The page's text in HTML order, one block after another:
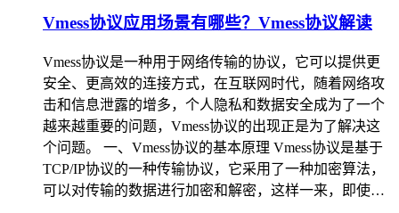
Vmess协议应用场景有哪些？Vmess协议解读
Vmess协议是一种用于网络传输的协议，它可以提供更
安全、更高效的连接方式，在互联网时代，随着网络攻
击和信息泄露的增多，个人隐私和数据安全成为了一个
越来越重要的问题，Vmess协议的出现正是为了解决这
个问题。 一、Vmess协议的基本原理 Vmess协议是基于
TCP/IP协议的一种传输协议，它采用了一种加密算法，
可以对传输的数据进行加密和解密，这样一来，即使…